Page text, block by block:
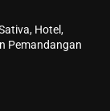
Hotel,
Pemandangan